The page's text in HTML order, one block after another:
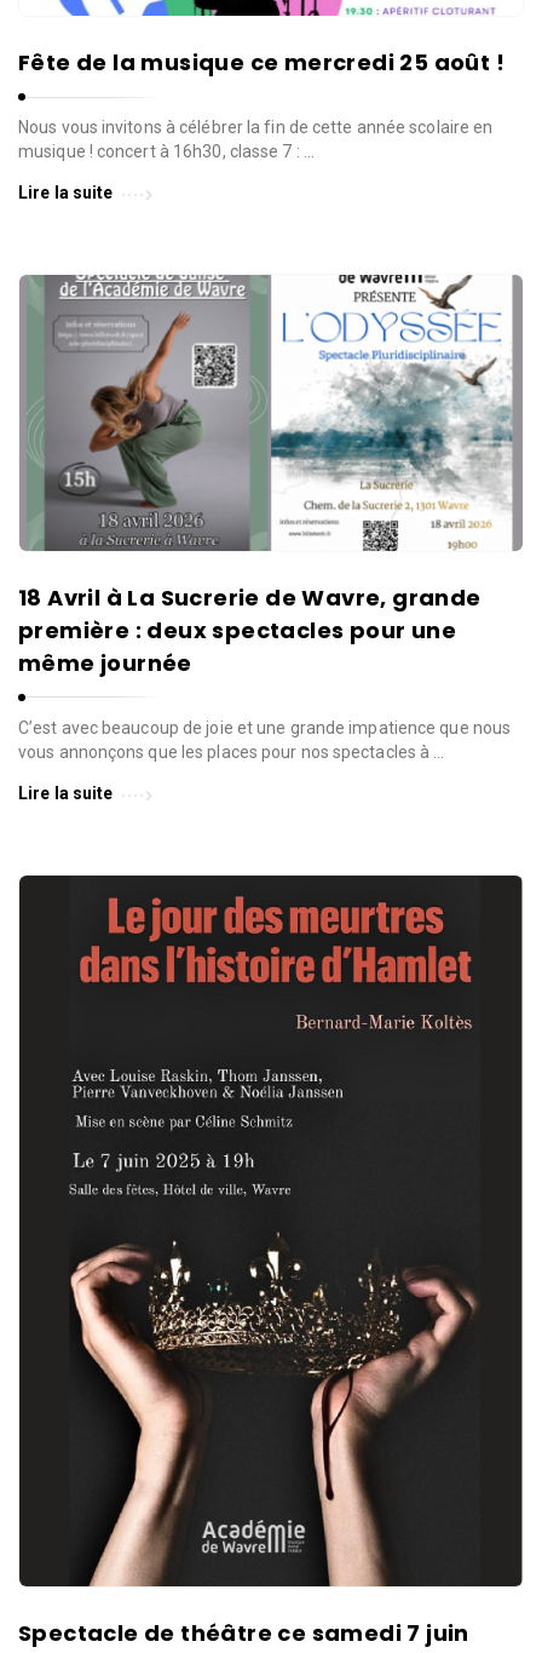
Fête de la musique ce mercredi 25 août !
Nous vous invitons à célébrer la fin de cette année scolaire en
musique ! concert à 16h30, classe 7 : …
Lire la suite
18 Avril à La Sucrerie de Wavre, grande
première : deux spectacles pour une
même journée
C’est avec beaucoup de joie et une grande impatience que nous
vous annonçons que les places pour nos spectacles à …
Lire la suite
Spectacle de théâtre ce samedi 7 juin